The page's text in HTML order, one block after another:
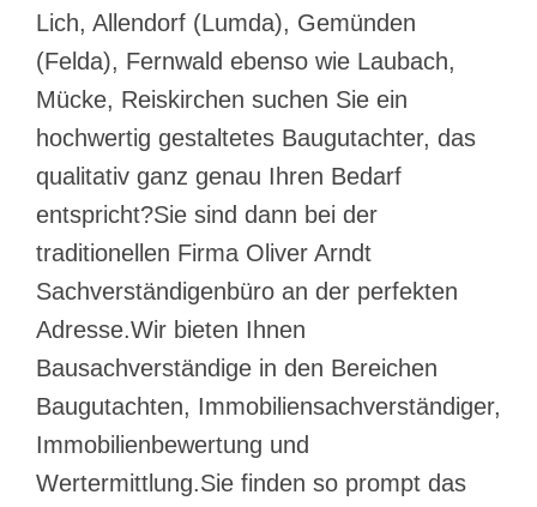
Lich, Allendorf (Lumda), Gemünden
(Felda), Fernwald ebenso wie Laubach,
Mücke, Reiskirchen suchen Sie ein
hochwertig gestaltetes Baugutachter, das
qualitativ ganz genau Ihren Bedarf
entspricht?Sie sind dann bei der
traditionellen Firma Oliver Arndt
Sachverständigenbüro an der perfekten
Adresse.Wir bieten Ihnen
Bausachverständige in den Bereichen
Baugutachten, Immobiliensachverständiger,
Immobilienbewertung und
Wertermittlung.Sie finden so prompt das